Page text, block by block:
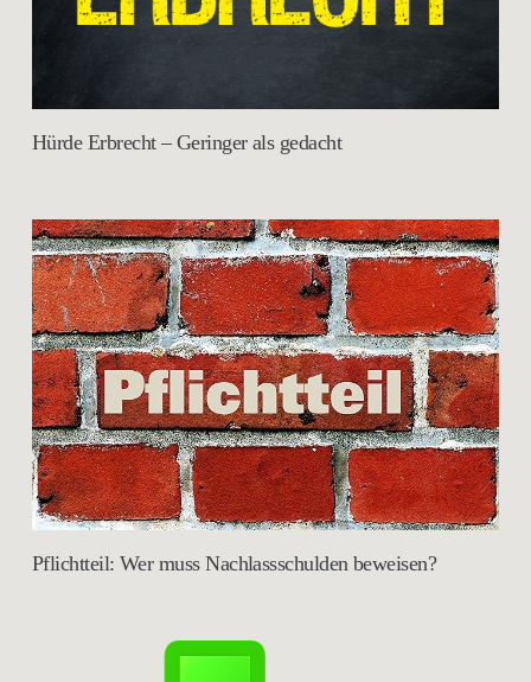
Hürde Erbrecht – Geringer als gedacht
Pflichtteil: Wer muss Nachlassschulden beweisen?